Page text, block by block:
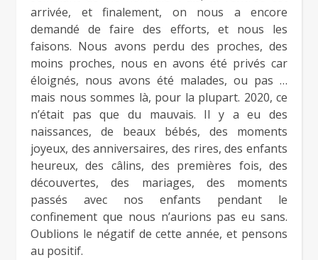
arrivée, et finalement, on nous a encore
demandé de faire des efforts, et nous les
faisons. Nous avons perdu des proches, des
moins proches, nous en avons été privés car
éloignés, nous avons été malades, ou pas …
mais nous sommes là, pour la plupart. 2020, ce
n’était pas que du mauvais. Il y a eu des
naissances, de beaux bébés, des moments
joyeux, des anniversaires, des rires, des enfants
heureux, des câlins, des premières fois, des
découvertes, des mariages, des moments
passés avec nos enfants pendant le
confinement que nous n’aurions pas eu sans.
Oublions le négatif de cette année, et pensons
au positif.